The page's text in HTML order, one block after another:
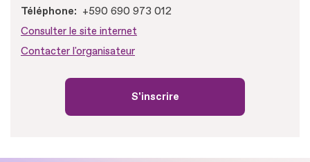
Téléphone
+590 690 973 012
Consulter le site internet
Contacter l'organisateur
S'inscrire